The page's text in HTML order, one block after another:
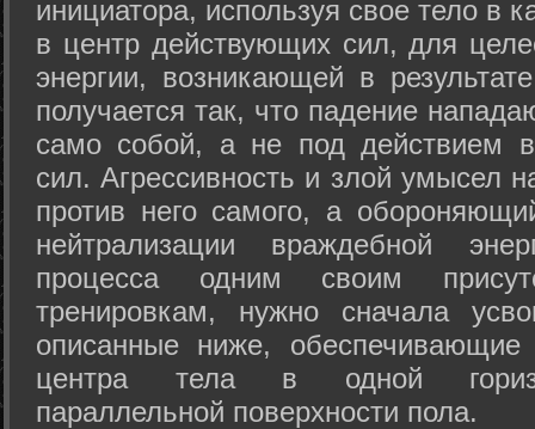
инициатора, используя свое тело в
в центр действующих сил, для
энергии, возникающей в
получается так, что падение
само собой, а не под действием
сил. Агрессивность и злой умысел
против него самого, а
нейтрализации враждебной
процесса одним своим
тренировкам, нужно сначала
описанные ниже, обеспечивающие
центра тела в одной
параллельной поверхности пола.